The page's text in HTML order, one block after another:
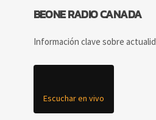
BEONE RADIO CANADA
Información clave sobre
Escuchar en vivo